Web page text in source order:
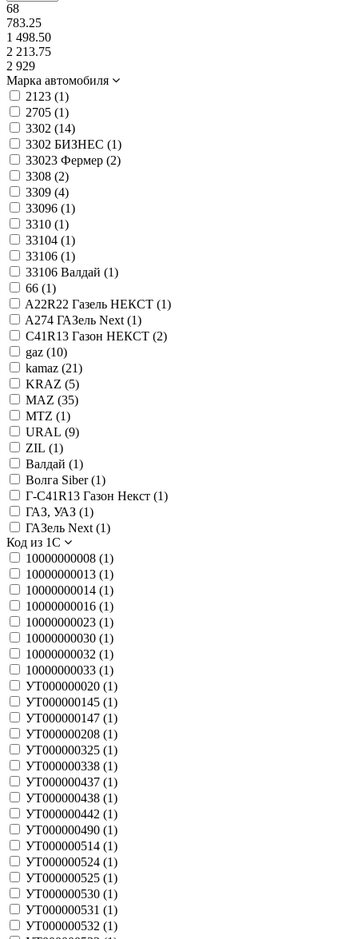
68
783.25
1 498.50
2 213.75
2 929
Марка автомобиля
2123 (1)
2705 (1)
3302 (14)
3302 БИЗНЕС (1)
33023 Фермер (2)
3308 (2)
3309 (4)
33096 (1)
3310 (1)
33104 (1)
33106 (1)
33106 Валдай (1)
66 (1)
A22R22 Газель НЕКСТ (1)
A274 ГАЗель Next (1)
C41R13 Газон НЕКСТ (2)
gaz (10)
kamaz (21)
KRAZ (5)
MAZ (35)
MTZ (1)
URAL (9)
ZIL (1)
Валдай (1)
Волга Siber (1)
Г-C41R13 Газон Некст (1)
ГАЗ, УАЗ (1)
ГАЗель Next (1)
Код из 1С
10000000008 (1)
10000000013 (1)
10000000014 (1)
10000000016 (1)
10000000023 (1)
10000000030 (1)
10000000032 (1)
10000000033 (1)
УТ000000020 (1)
УТ000000145 (1)
УТ000000147 (1)
УТ000000208 (1)
УТ000000325 (1)
УТ000000338 (1)
УТ000000437 (1)
УТ000000438 (1)
УТ000000442 (1)
УТ000000490 (1)
УТ000000514 (1)
УТ000000524 (1)
УТ000000525 (1)
УТ000000530 (1)
УТ000000531 (1)
УТ000000532 (1)